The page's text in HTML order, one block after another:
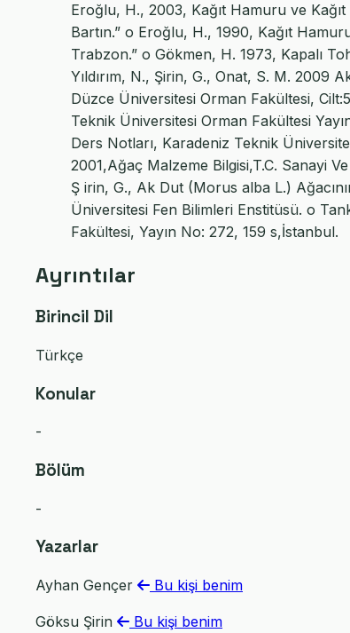
Eroğlu, H., 2003, Kağıt Hamuru ve
Bartın.” o Eroğlu, H., 1990, Kağıt
Trabzon.” o Gökmen, H. 1973, Kapalı
Yıldırım, N., Şirin, G., Onat, S. M. 2009
Düzce Üniversitesi Orman Fakültesi,
Teknik Üniversitesi Orman Fakültesi
Ders Notları, Karadeniz Teknik
2001,Ağaç Malzeme Bilgisi,T.C. Sanayi
Ş irin, G., Ak Dut (Morus alba L.)
Üniversitesi Fen Bilimleri Enstitüsü. o
Fakültesi, Yayın No: 272, 159 s,İstanbul.
Ayrıntılar
Birincil Dil
Türkçe
Konular
-
Bölüm
-
Yazarlar
Ayhan Gençer Bu kişi benim
Göksu Şirin Bu kişi benim